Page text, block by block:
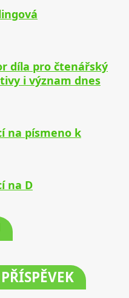
díla pro čtenářský
i význam dnes
na písmeno k
na D